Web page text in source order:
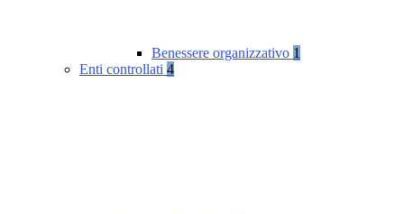
Benessere organizzativo 1
Enti controllati 4